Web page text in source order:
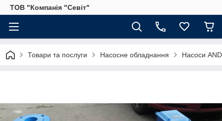
ТОВ "Компанія "Севіт"
Товари та послуги Насосне обладнання Насоси